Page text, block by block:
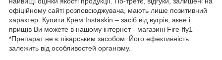
офіційному сайті розповсюджувача, мають лише позитивний
характер. Купити Крем Instaskin – засіб від вугрів, акне і
прищів Ви можете в нашому інтернет - магазині Fire-fly1
*Препарат не є лікарським засобом. Його ефективність
залежить від особливостей організму.